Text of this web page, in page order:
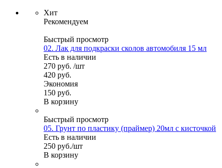
Хит
Рекомендуем
Быстрый просмотр
02. Лак для подкраски сколов автомобиля 15 мл
Есть в наличии
270 руб. /шт
420 руб.
Экономия
150 руб.
В корзину
Быстрый просмотр
05. Грунт по пластику (праймер) 20мл с кисточкой
Есть в наличии
250 руб./шт
В корзину